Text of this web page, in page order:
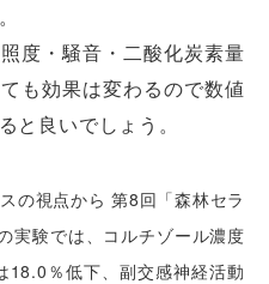
度・騒音・二酸化炭素量
も効果は変わるので数値
と良いでしょう。
の視点から 第8回「森林セラ
実験では、コルチゾール濃度
％低下、副交感神経活動